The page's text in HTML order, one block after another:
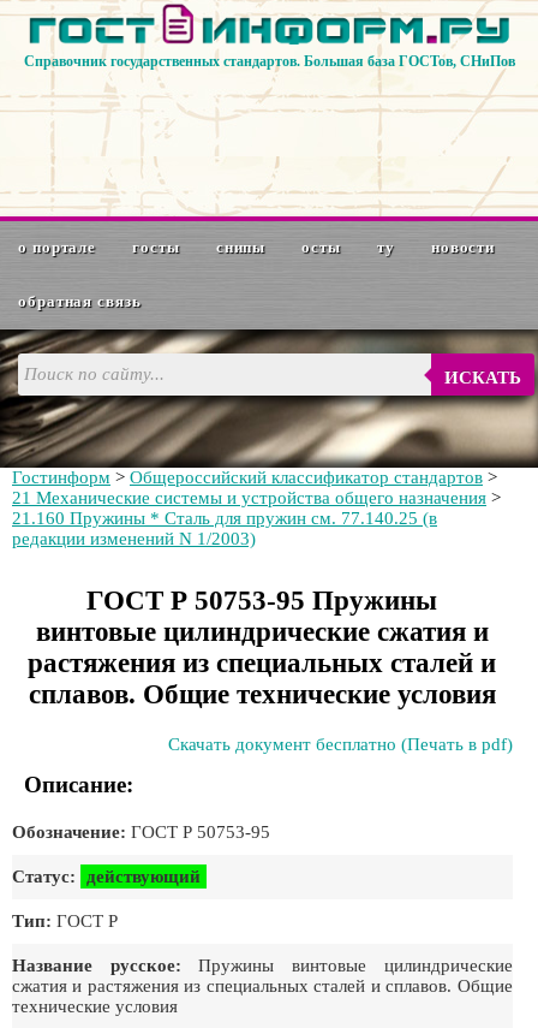
Справочник государственных стандартов. Большая база ГОСТов, СНиПов
о портале госты снипы осты ту новости
обратная связь
ИСКАТЬ
Гостинформ > Общероссийский классификатор стандартов >
21 Mexaнические системы и устройства общего назначения >
21.160 Пружины * Сталь для пружин см. 77.140.25 (в
редакции изменений N 1/2003)
ГОСТ Р 50753-95 Пружины
винтовые цилиндрические сжатия и
растяжения из специальных сталей и
сплавов. Общие технические условия
Скачать документ бесплатно (Печать в pdf)
Описание:
Обозначение: ГОСТ Р 50753-95
Статус: действующий
Тип: ГОСТ Р
Название русское: Пружины винтовые цилиндрические
сжатия и растяжения из специальных сталей и сплавов. Общие
технические условия